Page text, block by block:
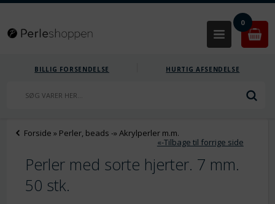
0
BILLIG FORSENDELSE HURTIG AFSENDELSE
Forside » Perler, beads -»Akrylperler m.m.
«-Tilbage til forrige side
Perler med sorte hjerter. 7 mm.
50 stk.